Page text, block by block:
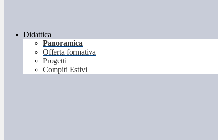
Didattica
Panoramica
Offerta formativa
Progetti
Compiti Estivi